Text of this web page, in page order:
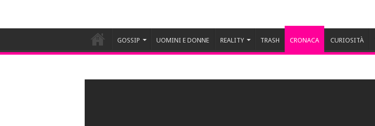
GOSSIP UOMINI E DONNE REALITY TRASH CRONACA CURIOSITÀ